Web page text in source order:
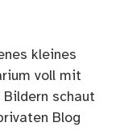
kleines
voll mit
Bildern schaut
Blog